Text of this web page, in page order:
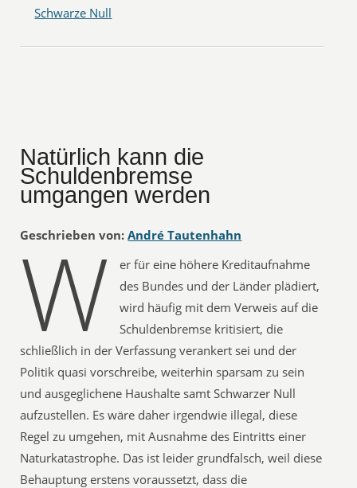
Schwarze Null
Natürlich kann die
Schuldenbremse
umgangen werden
Geschrieben von: André Tautenhahn
W
er für eine höhere Kreditaufnahme
des Bundes und der Länder plädiert,
wird häufig mit dem Verweis auf die
Schuldenbremse kritisiert, die
schließlich in der Verfassung verankert sei und der
Politik quasi vorschreibe, weiterhin sparsam zu sein
und ausgeglichene Haushalte samt Schwarzer Null
aufzustellen. Es wäre daher irgendwie illegal, diese
Regel zu umgehen, mit Ausnahme des Eintritts einer
Naturkatastrophe. Das ist leider grundfalsch, weil diese
Behauptung erstens voraussetzt, dass die